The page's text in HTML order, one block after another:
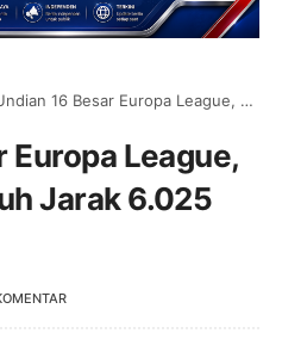
16 Besar Europa League, MU Bakal Tempuh Jarak 6.025 Km
Europa League,
Jarak 6.025